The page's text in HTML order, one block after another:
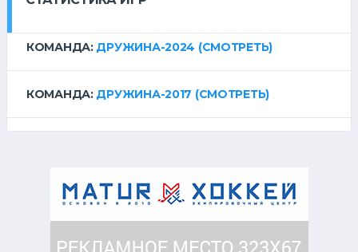
КОМАНДА: ДРУЖИНА-2024 (СМОТРЕТЬ)
КОМАНДА: ДРУЖИНА-2017 (СМОТРЕТЬ)